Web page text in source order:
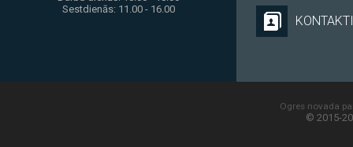
Sestdienās: 11.00 - 16.00
KONTAKTI
Ogres novada
© 2015-